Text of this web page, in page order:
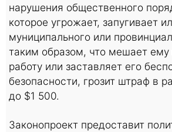
нарушения общественного
которое угрожает, запугивает
муниципального или
таким образом, что мешает
работу или заставляет его
безопасности, грозит штраф в
до $1 500.
Законопроект предоставит